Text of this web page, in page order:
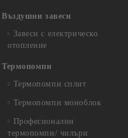
Въздушни завеси
Завеси с електрическо
отопление
Термопомпи
Термопомпи сплит
Термопомпи моноблок
Професионални
термопомпи/ чилъри